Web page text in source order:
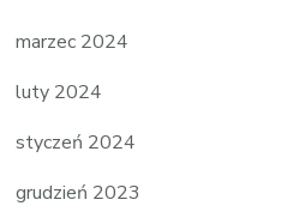
marzec 2024
luty 2024
styczeń 2024
grudzień 2023